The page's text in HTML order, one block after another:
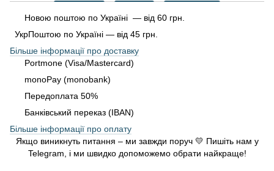
Новою поштою по Україні — від 60 грн.
УкрПоштою по Україні — від 45 грн.
Більше інформації про доставку
Portmone (Visa/Mastercard)
monoPay (monobank)
Передоплата 50%
Банківський переказ (IBAN)
Більше інформації про оплату
Якщо виникнуть питання – ми завжди поруч 💛 Пишіть нам у
Telegram, і ми швидко допоможемо обрати найкраще!